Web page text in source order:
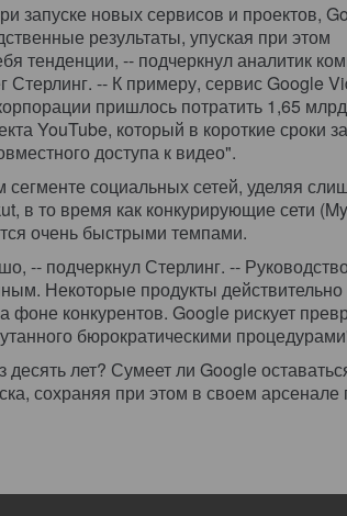
запуске новых сервисов и проектов,
результаты, упуская при этом
тенденции, -- подчеркнул аналитик
Стерлинг. -- К примеру, сервис Google
пришлось потратить 1,65
YouTube, который в короткие сроки
доступа к видео".
сегменте социальных сетей, уделяя
в то время как конкурирующие сети
очень быстрыми темпами.
-- подчеркнул Стерлинг. --
Некоторые продукты действительно
фоне конкурентов. Google рискует
бюрократическими
десять лет? Сумеет ли Google
сохраняя при этом в своем